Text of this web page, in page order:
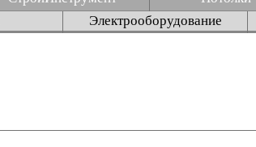
Электрооборудование